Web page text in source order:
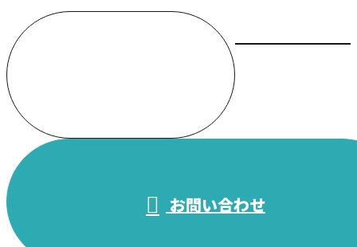
000-000-0000
お問い合わせ